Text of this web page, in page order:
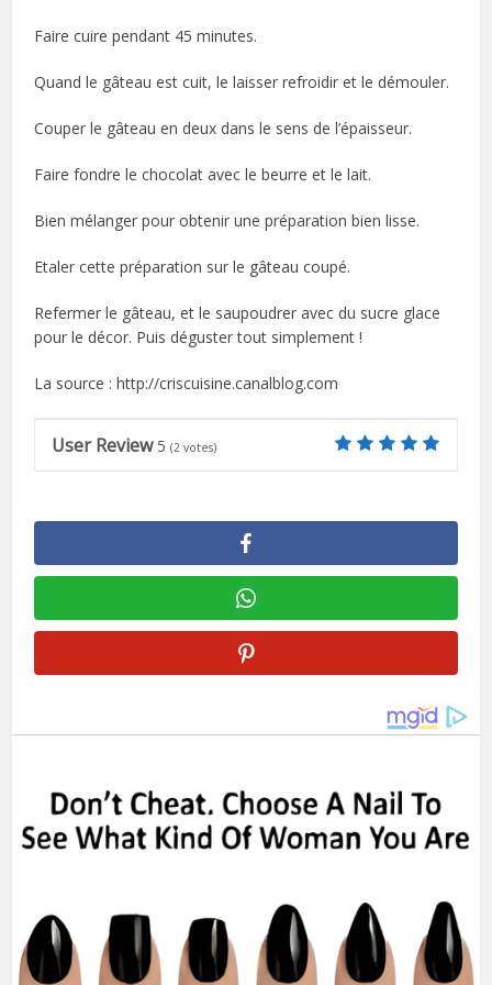
Faire cuire pendant 45 minutes.
Quand le gâteau est cuit, le laisser refroidir et le démouler.
Couper le gâteau en deux dans le sens de l’épaisseur.
Faire fondre le chocolat avec le beurre et le lait.
Bien mélanger pour obtenir une préparation bien lisse.
Etaler cette préparation sur le gâteau coupé.
Refermer le gâteau, et le saupoudrer avec du sucre glace
pour le décor. Puis déguster tout simplement !
La source : http://criscuisine.canalblog.com
User Review 5 (2 votes)